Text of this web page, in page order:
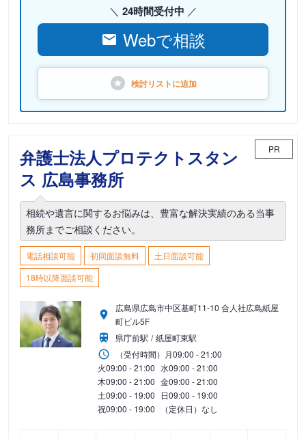
24時間受付中
Webで相談
検討リストに追加
弁護士法人プロテクトスタン
ス 広島事務所
PR
相続や遺言に関するお悩みは、豊富な解決実績のある当事
務所までご相談ください。
電話相談可能 初回面談無料
土日面談可能
18時以降面談可能
広島県広島市中区基町11-10 合人社広島紙屋
町ビル5F
県庁前駅
紙屋町東駅
（受付時間） 月09:00 - 21:00
火09:00 - 21:00 水09:00 - 21:00
木09:00 - 21:00 金09:00 - 21:00
土09:00 - 19:00 日09:00 - 19:00
祝09:00 - 19:00 （定休日）なし